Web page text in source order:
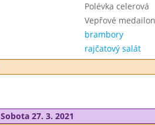
Polévka celerová
Vepřové
brambory
rajčatový salát
Sobota 27. 3. 2021